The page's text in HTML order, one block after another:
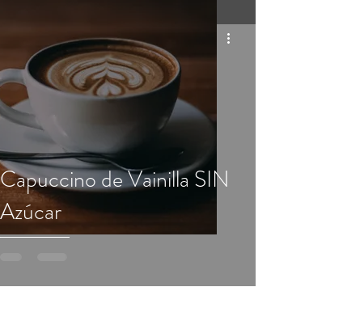
Capuccino de Vainilla SIN
Azúcar